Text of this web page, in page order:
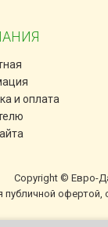
и оплата
Copyright © Евро-